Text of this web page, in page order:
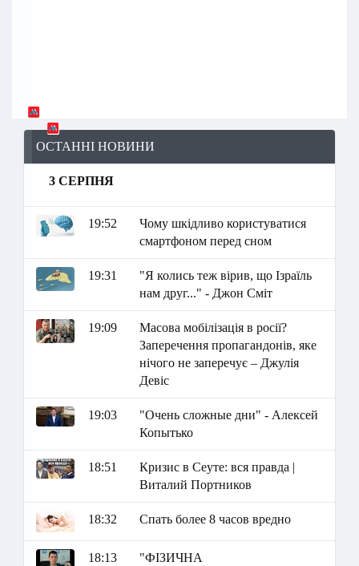
ОСТАННІ НОВИНИ
3 СЕРПНЯ
19:52
Чому шкідливо користуватися
смартфоном перед сном
19:31
"Я колись теж вірив, що Ізраїль
нам друг..." - Джон Сміт
19:09
Масова мобілізація в росії?
Заперечення пропагандонів, яке
нічого не заперечує – Джулія
Девіс
19:03
"Очень сложные дни" - Алексей
Копытько
18:51
Кризис в Сеуте: вся правда |
Виталий Портников
18:32 Спать более 8 часов вредно
18:13
"ФІЗИЧНА